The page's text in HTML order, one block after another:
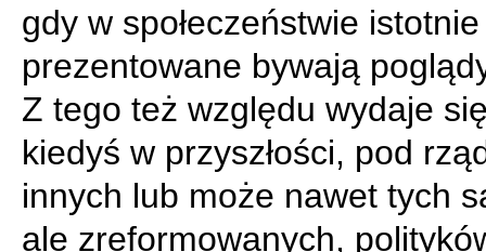
gdy w społeczeństwie istotnie
prezentowane bywają
Z tego też względu wydaje
kiedyś w przyszłości, pod
innych lub może nawet tych
ale zreformowanych,